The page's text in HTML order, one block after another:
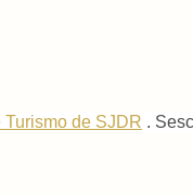
de SJDR .